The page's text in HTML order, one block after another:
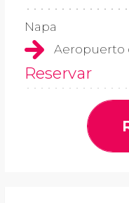
Napa
Aeropuerto
Reservar